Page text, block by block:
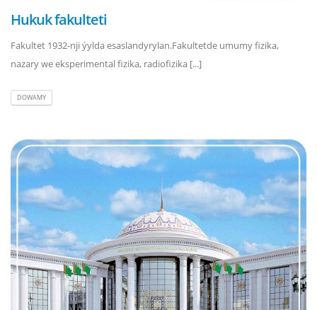
Hukuk fakulteti
Fakultet 1932-nji ýylda esaslandyrylan.Fakultetde umumy fizika,
nazary we eksperimental fizika, radiofizika [...]
DOWAMY